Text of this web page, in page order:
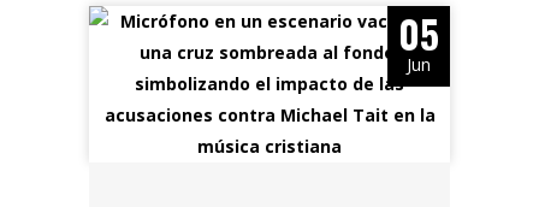
05
Jun